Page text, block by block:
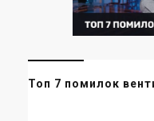
Топ 7 помилок